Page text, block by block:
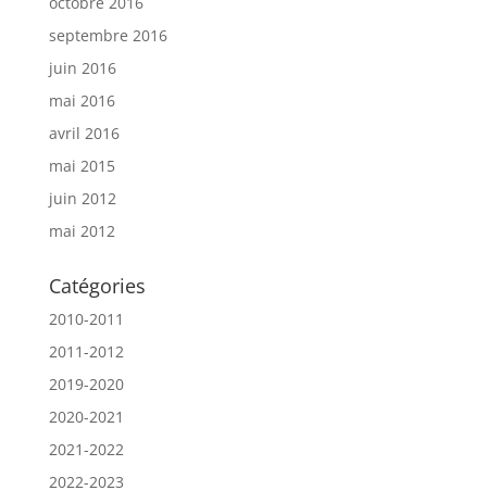
septembre 2016
juin 2016
mai 2016
avril 2016
mai 2015
juin 2012
mai 2012
Catégories
2010-2011
2011-2012
2019-2020
2020-2021
2021-2022
2022-2023